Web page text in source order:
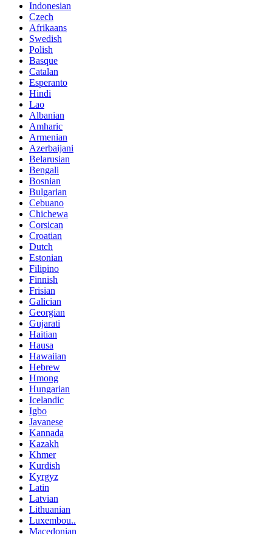
Indonesian
Czech
Afrikaans
Swedish
Polish
Basque
Catalan
Esperanto
Hindi
Lao
Albanian
Amharic
Armenian
Azerbaijani
Belarusian
Bengali
Bosnian
Bulgarian
Cebuano
Chichewa
Corsican
Croatian
Dutch
Estonian
Filipino
Finnish
Frisian
Galician
Georgian
Gujarati
Haitian
Hausa
Hawaiian
Hebrew
Hmong
Hungarian
Icelandic
Igbo
Javanese
Kannada
Kazakh
Khmer
Kurdish
Kyrgyz
Latin
Latvian
Lithuanian
Luxembou..
Macedonian